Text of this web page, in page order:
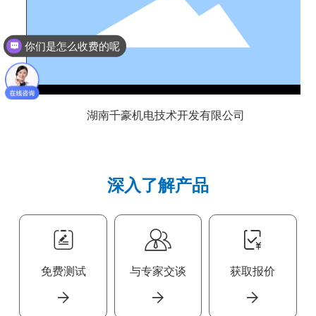
湖南千豪机电技术开发有限公司
深入了解产品
免费测试 与专家交谈 获取报价
你们是怎么收费的呢